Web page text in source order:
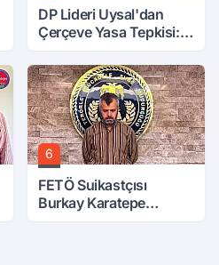
DP Lideri Uysal'dan
Çerçeve Yasa Tepkisi:
Üzerine Çıkarıldı
6
FETÖ Suikastçısı
Burkay Karatepe